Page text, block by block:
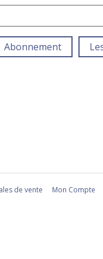
Abonnement
de vente Mon Compte